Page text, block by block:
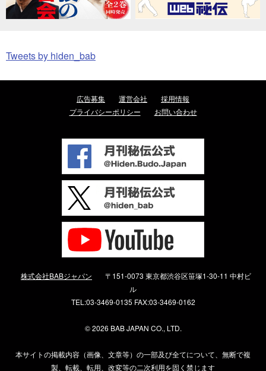
Tweets by hiden_bab
広告募集 運営会社
採用情報
プライバシーポリシー
お問い合わせ
株式会社BABジャパン
〒151-0073 東京都渋谷区笹塚1-30-11 中村ビ
ル
TEL:03-3469-0135 FAX:03-3469-0162
©2026 BAB JAPAN CO., LTD.
本サイトの掲載内容（画像、文章等）の一部及び全てについて、無断で複
製、転載、転用、改変等の二次利用を固く禁じます